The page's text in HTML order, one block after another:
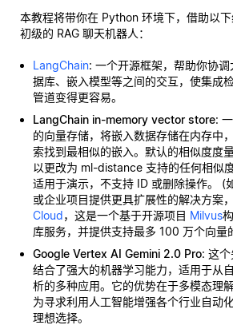
本教程将带你在 Python 环境下，借助以
初级的 RAG 聊天机器人：
LangChain: 一个开源框架，帮助你协
据库、嵌入模型等之间的交互，使集成
管道变得更容易。
LangChain in-memory vector store:
的向量存储，将嵌入数据存储在内存中
索找到最相似的嵌入。默认的相似度度
以更改为 ml-distance 支持的任何相似
适用于演示，不支持 ID 或删除操作。 (
或企业项目提供更具扩展性的解决方案
Cloud，这是一个基于开源项目 Milvus
库服务，并提供支持最多 100 万个向量
Google Vertex AI Gemini 2.0 Pro: 这
结合了强大的机器学习能力，适用于从
析的多种应用。它的优势在于多模态理
为寻求利用人工智能增强各个行业自动
理想选择。